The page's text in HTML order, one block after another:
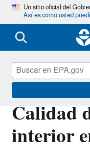
Un sitio oficial del
Así es como usted
Calidad
interior
Calidad del